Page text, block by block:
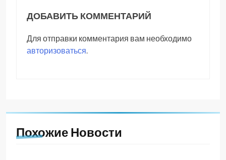
ДОБАВИТЬ КОММЕНТАРИЙ
Для отправки комментария вам необходимо
авторизоваться.
Похожие Новости